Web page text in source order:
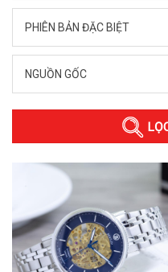
PHIÊN BẢN ĐẶC BIỆT
NGUỒN GỐC